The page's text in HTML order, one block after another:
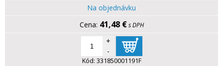
Na objednávku
41,48 € s DPH
+
-
Kód: 331850001191F